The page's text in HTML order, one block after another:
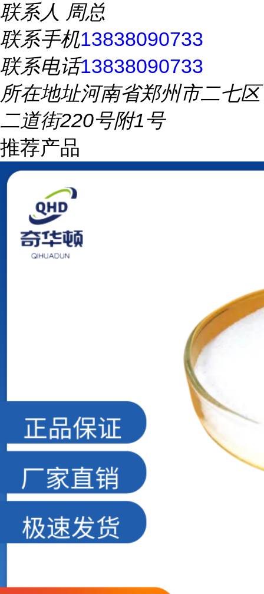
联系人 周总
联系手机13838090733
联系电话13838090733
所在地址河南省郑州市二七区
二道街220号附1号
推荐产品